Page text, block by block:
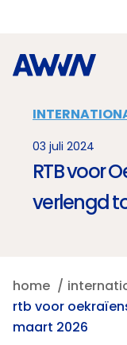
03 juli 2024
RTB voor
verlengd
home
rtb voor
maart 2026